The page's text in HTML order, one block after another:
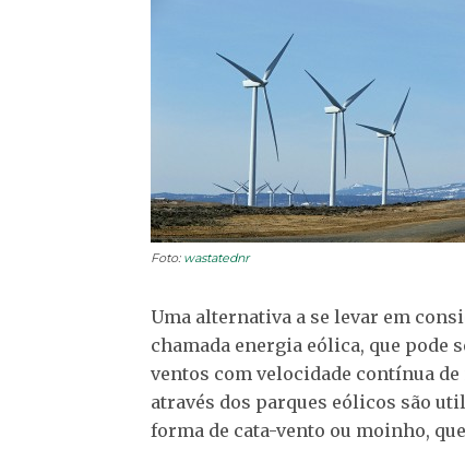
Foto: wastatednr
Uma alternativa a se levar em
chamada energia eólica, que pode
ventos com velocidade contínua
através dos parques eólicos são
forma de cata-vento ou moinho,